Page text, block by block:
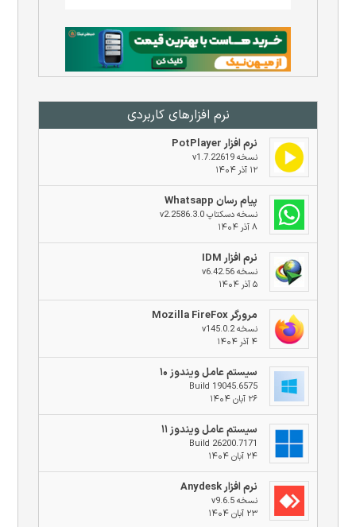
نرم افزار‌های کاربردی
نرم افزار PotPlayer
نسخه v1.7.22619
۱۲ آذر ۱۴۰۴
پیام رسان Whatsapp
نسخه دسکتاپ v2.2586.3.0
۸ آذر ۱۴۰۴
نرم افزار IDM
نسخه v6.42.56
۵ آذر ۱۴۰۴
مرورگر Mozilla FireFox
نسخه v145.0.2
۴ آذر ۱۴۰۴
سیستم عامل ویندوز ۱۰
Build 19045.6575
۲۶ آبان ۱۴۰۴
سیستم عامل ویندوز ۱۱
Build 26200.7171
۲۴ آبان ۱۴۰۴
نرم افزار Anydesk
نسخه v9.6.5
۲۳ آبان ۱۴۰۴